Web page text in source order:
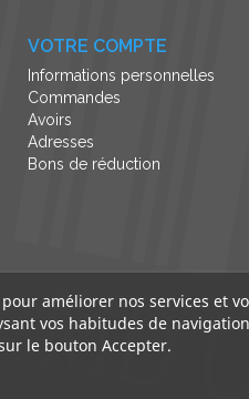
VOTRE COMPTE
Informations personnelles
Commandes
Avoirs
Adresses
Bons de réduction
améliorer nos services et
vos habitudes de
le bouton Accepter.